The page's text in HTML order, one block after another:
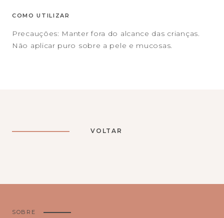
COMO UTILIZAR
Precauções: Manter fora do alcance das crianças.
Não aplicar puro sobre a pele e mucosas.
VOLTAR
SOBRE